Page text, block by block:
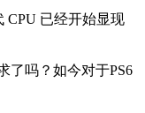
CPU 已经开始显现
了吗？如今对于PS6